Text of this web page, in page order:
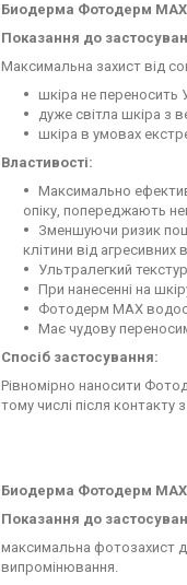
Биодерма Фотодерм МАХ
Показання до
Максимальна захист від
шкіра не переносить
дуже світла шкіра з
шкіра в умовах
Властивості:
Максимально
опіку, попереджають
Зменшуючи ризик
клітини від агресивних
Ультралегкий
При нанесенні на
Фотодерм MAX
Має чудову
Спосіб застосування:
Рівномірно наносити
тому числі після
Биодерма Фотодерм МАХ
Показання до
максимальна фотозахист
випромінювання.